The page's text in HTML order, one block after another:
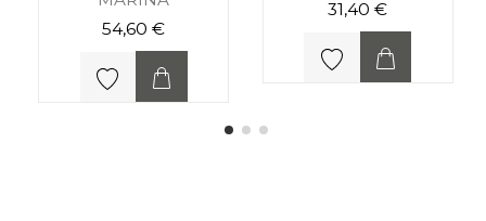
54,60 €
31,40 €